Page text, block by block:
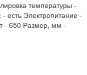
температуры -
- есть Электропитание -
- 650 Размер, мм -